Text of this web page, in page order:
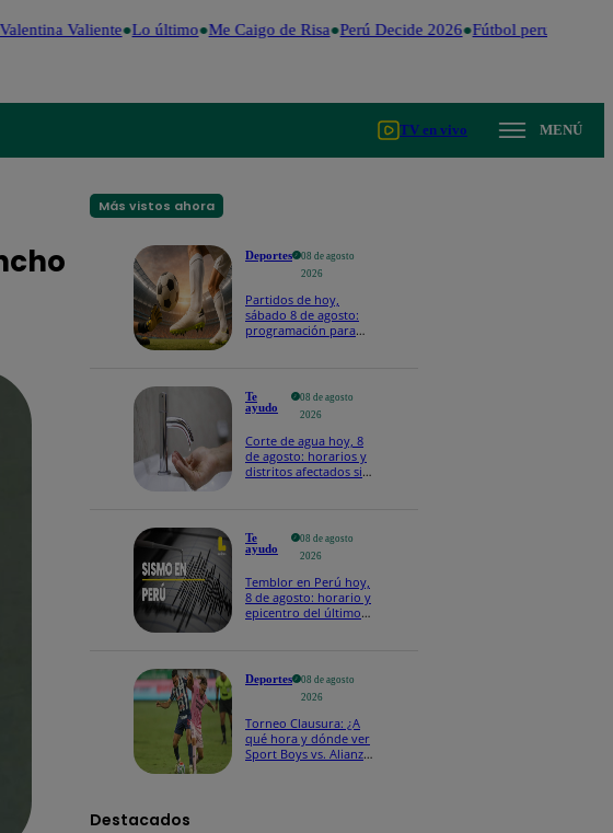
Valiente Lo último Me Caigo de Risa Perú Decide 2026 Fútbol peruano
TV en vivo MENÚ
Más vistos ahora
Deportes
08 de agosto
2026
Partidos de hoy,
sábado 8 de agosto:
programación para
Te
ayudo
08 de agosto
2026
Corte de agua hoy, 8
de agosto: horarios y
distritos afectados sin
Te
ayudo
08 de agosto
2026
Temblor en Perú hoy,
8 de agosto: horario y
epicentro del último
Deportes
08 de agosto
2026
Torneo Clausura: ¿A
qué hora y dónde ver
Sport Boys vs. Alianza
Destacados